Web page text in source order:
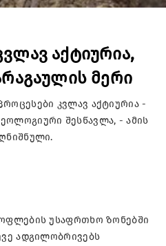
აქტიურია,
მერი
კვლავ აქტიურია -
შესწავლა, - ამის
უსაფრთხო ზონებში
ადგილობრივებს